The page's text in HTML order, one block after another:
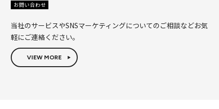
お問い合わせ
当社のサービスやSNSマーケティングについてのご相談などお気
軽にご連絡ください。
VIEW MORE